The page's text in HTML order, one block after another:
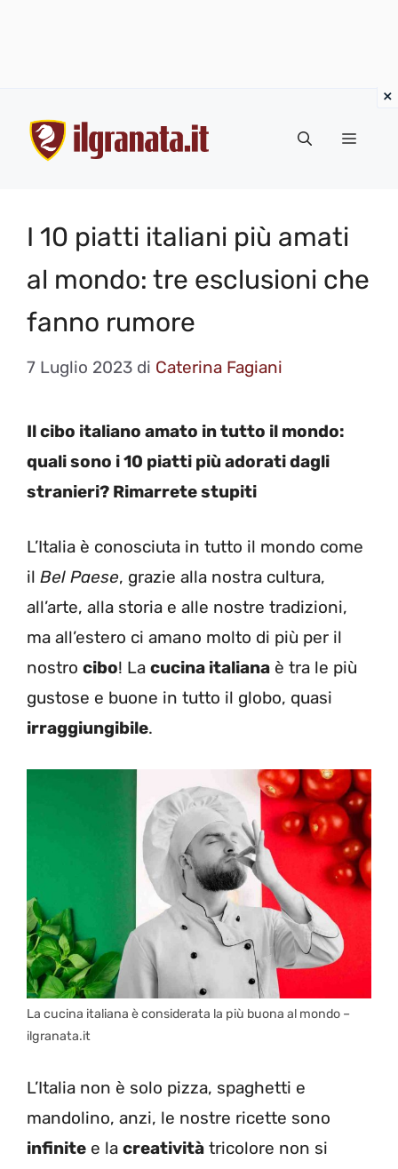
contenuto
Menu
I 10 piatti italiani più amati
al mondo: tre esclusioni che
fanno rumore
7 Luglio 2023 di Caterina Fagiani
Il cibo italiano amato in tutto il mondo:
quali sono i 10 piatti più adorati dagli
stranieri? Rimarrete stupiti
L’Italia è conosciuta in tutto il mondo come
il Bel Paese, grazie alla nostra cultura,
all’arte, alla storia e alle nostre tradizioni,
ma all’estero ci amano molto di più per il
nostro cibo! La cucina italiana è tra le più
gustose e buone in tutto il globo, quasi
irraggiungibile.
La cucina italiana è considerata la più buona al mondo –
ilgranata.it
L’Italia non è solo pizza, spaghetti e
mandolino, anzi, le nostre ricette sono
infinite e la creatività tricolore non si